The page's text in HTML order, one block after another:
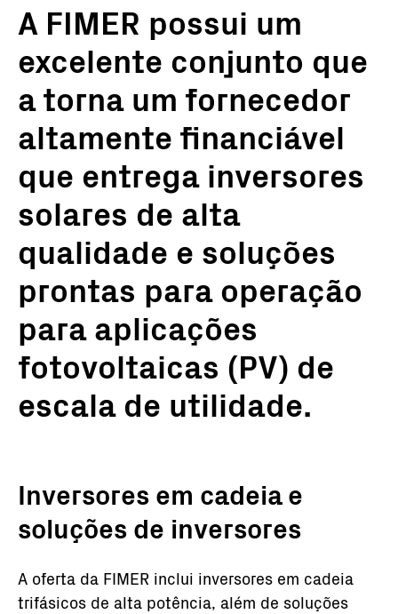
A FIMER possui um
excelente conjunto que
a torna um fornecedor
altamente financiável
que entrega inversores
solares de alta
qualidade e soluções
prontas para operação
para aplicações
fotovoltaicas (PV) de
escala de utilidade.
Inversores em cadeia e
soluções de inversores
A oferta da FIMER inclui inversores em cadeia
trifásicos de alta potência, além de soluções